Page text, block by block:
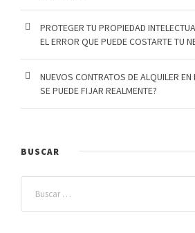
PROTEGER TU PROPIEDAD
EL ERROR QUE PUEDE COSTARTE TU
NUEVOS CONTRATOS DE ALQUILER EN
SE PUEDE FIJAR REALMENTE?
BUSCAR